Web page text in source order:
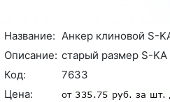
Название: Анкер клиновой S-
Описание: старый размер S-
Код:
7633
Цена: